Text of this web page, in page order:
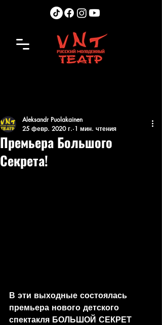
Премьера Большого
Секрета!
Aleksandr Puolakainen
25 февр. 2020 г. 1 мин. чтения
В эти выходные состоялась
премьера нового детского
спектакля БОЛЬШОЙ СЕКРЕТ